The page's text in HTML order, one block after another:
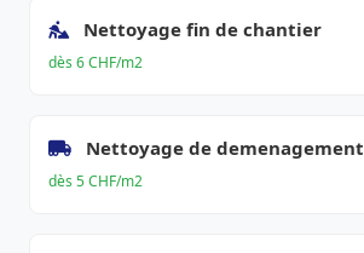
Nettoyage fin de chantier
dès 6 CHF/m2
Nettoyage de demenagement
dès 5 CHF/m2